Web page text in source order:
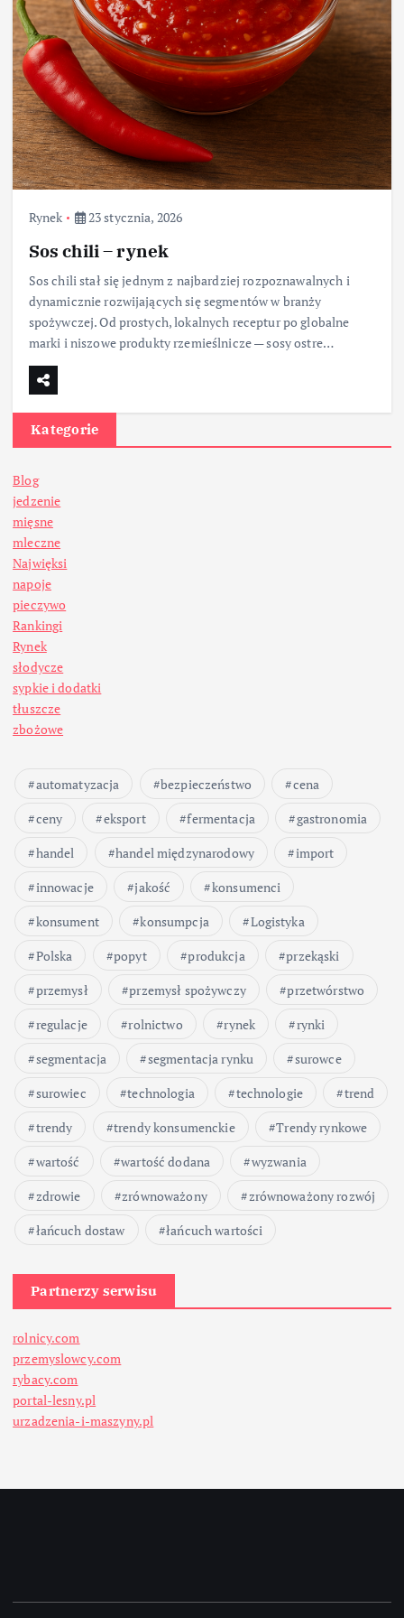
Rynek 23 stycznia, 2026
Sos chili – rynek
Sos chili stał się jednym z najbardziej rozpoznawalnych i
dynamicznie rozwijających się segmentów w branży
spożywczej. Od prostych, lokalnych receptur po globalne
marki i niszowe produkty rzemieślnicze — sosy ostre…
Kategorie
Blog
jedzenie
mięsne
mleczne
Najwięksi
napoje
pieczywo
Rankingi
Rynek
słodycze
sypkie i dodatki
tłuszcze
zbożowe
automatyzacja bezpieczeństwo
cena
ceny
eksport fermentacja
gastronomia
handel
handel międzynarodowy
import
innowacje
jakość
konsumenci
konsument
konsumpcja
Logistyka
Polska
popyt produkcja
przekąski
przemysł
przemysł spożywczy
przetwórstwo
regulacje
rolnictwo rynek
rynki
segmentacja
segmentacja rynku
surowce
surowiec
technologia technologie
trend
trendy
trendy konsumenckie
Trendy rynkowe
wartość
wartość dodana
wyzwania
zdrowie
zrównoważony
zrównoważony rozwój
łańcuch dostaw
łańcuch wartości
Partnerzy serwisu
rolnicy.com
przemyslowcy.com
rybacy.com
portal-lesny.pl
urzadzenia-i-maszyny.pl